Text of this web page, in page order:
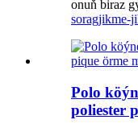
onuň biraz
soragjikme-
Polo
poliester